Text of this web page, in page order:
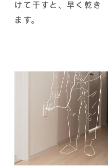
けて干すと、早く乾き
ます。